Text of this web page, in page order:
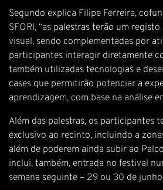
Segundo explica Filipe Ferreira,
SFORI, “as palestras terão um
visual, sendo complementadas por
participantes interagir diretamente
também utilizadas tecnologias e
cases que permitirão potenciar a
aprendizagem, com base na análise
Além das palestras, os participantes
exclusivo ao recinto, incluindo a
além de poderem ainda subir ao
inclui, também, entrada no festival
semana seguinte – 29 ou 30 de